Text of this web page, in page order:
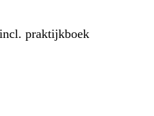
incl. praktijkboek